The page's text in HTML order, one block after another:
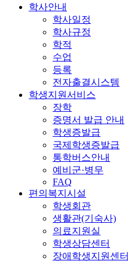
학사안내
학사일정
학사규정
학적
수업
등록
전자출결시스템
학생지원서비스
장학
증명서 발급 안내
학생증발급
국제학생증발급
통학버스안내
예비군·병무
FAQ
편의복지시설
학생회관
생활관(기숙사)
의료지원실
학생상담센터
장애학생지원센터